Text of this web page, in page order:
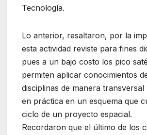
Tecnología.
Lo anterior, resaltaron, por la
esta actividad reviste para fines
pues a un bajo costo los pico
permiten aplicar conocimientos
disciplinas de manera
en práctica en un esquema que
ciclo de un proyecto espacial.
Recordaron que el último de los